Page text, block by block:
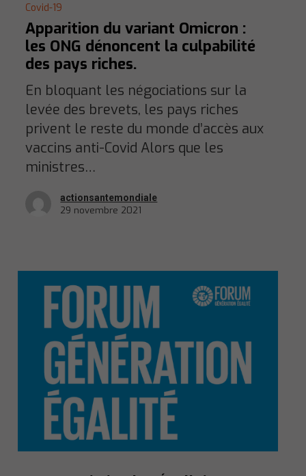
Covid-19
Apparition du variant Omicron :
les ONG dénoncent la culpabilité
des pays riches.
En bloquant les négociations sur la
levée des brevets, les pays riches
privent le reste du monde d’accès aux
vaccins anti-Covid Alors que les
ministres…
actionsantemondiale
29 novembre 2021